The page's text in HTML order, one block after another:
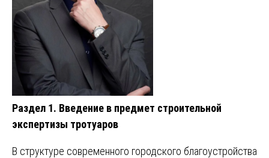
Раздел 1. Введение в предмет строительной
экспертизы тротуаров
В структуре современного городского благоустройства